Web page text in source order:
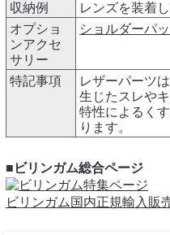
収納例
レンズを装着
オプショ
ンアクセ
サリー
ショルダーパ
特記事項
レザーパーツ
生じたスレや
特性によるく
ります。
■ビリンガム総合ページ
ビリンガム国内正規輸入販